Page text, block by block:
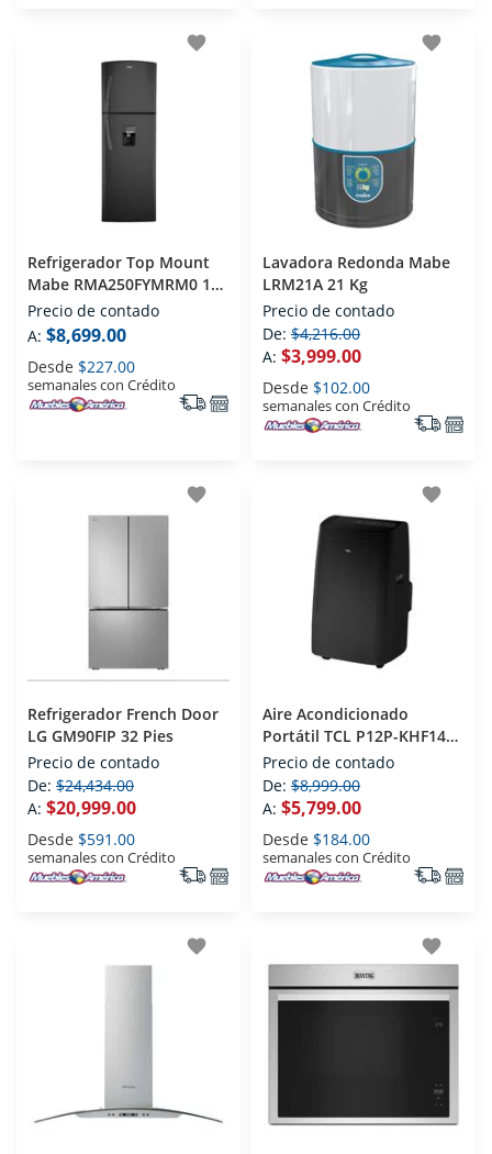
favorite
Refrigerador Top Mount
Mabe RMA250FYMRM0 10
Pies
Precio de contado
A: $8,699.00
Desde $227.00
semanales con Crédito
favorite
Lavadora Redonda Mabe
LRM21A 21 Kg
Precio de contado
De: $4,216.00
A: $3,999.00
Desde $102.00
semanales con Crédito
favorite
Refrigerador French Door
LG GM90FIP 32 Pies
Precio de contado
De: $24,434.00
A: $20,999.00
Desde $591.00
semanales con Crédito
favorite
Aire Acondicionado
Portátil TCL P12P-KHF14B
1 Tonelada 115 V
Frio/calor
Precio de contado
De: $8,999.00
A: $5,799.00
Desde $184.00
semanales con Crédito
favorite favorite